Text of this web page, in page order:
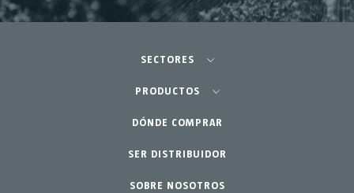
SECTORES
Agricultura-Huerta
Huerto urbano-GreenCity
Jardinería profesional
Jardín-Hogar
PRODUCTOS
Pulverizadores
Accesorios
Repuestos
DÓNDE COMPRAR
SER DISTRIBUIDOR
SOBRE NOSOTROS